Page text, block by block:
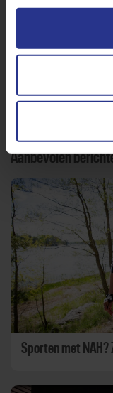
Ervaringen
Aanbevolen
Sporten met